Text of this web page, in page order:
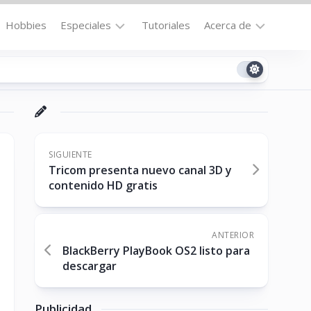
Hobbies Especiales
la
Destacados
Downloads
No-
Tutoriales Acerca de
Contacto
Cookie
(US)
SIGUIENTE
Tricom presenta nuevo canal 3D y
contenido HD gratis
ANTERIOR
BlackBerry PlayBook OS2 listo para
descargar